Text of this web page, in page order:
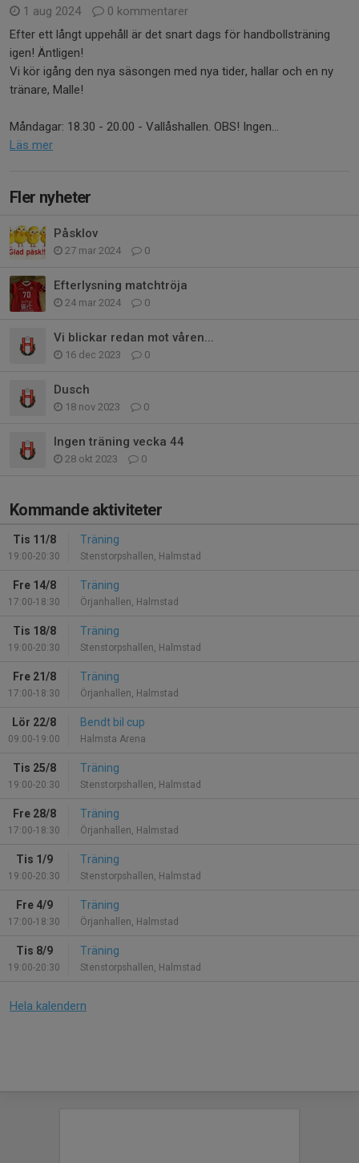
1 aug 2024
0 kommentarer
Efter ett långt uppehåll är det snart dags för handbollsträning
igen! Äntligen!
Vi kör igång den nya säsongen med nya tider, hallar och en ny
tränare, Malle!
Måndagar: 18.30 - 20.00 - Vallåshallen. OBS! Ingen...
Läs mer
Fler nyheter
Påsklov
27 mar 2024 0
Efterlysning matchtröja
24 mar 2024 0
Vi blickar redan mot våren...
16 dec 2023 0
Dusch
18 nov 2023 0
Ingen träning vecka 44
28 okt 2023 0
Kommande aktiviteter
Tis 11/8
19:00-20:30
Träning
Stenstorpshallen, Halmstad
Fre 14/8
17:00-18:30
Träning
Örjanhallen, Halmstad
Tis 18/8
19:00-20:30
Träning
Stenstorpshallen, Halmstad
Fre 21/8
17:00-18:30
Träning
Örjanhallen, Halmstad
Lör 22/8
09:00-19:00
Bendt bil cup
Halmsta Arena
Tis 25/8
19:00-20:30
Träning
Stenstorpshallen, Halmstad
Fre 28/8
17:00-18:30
Träning
Örjanhallen, Halmstad
Tis 1/9
19:00-20:30
Träning
Stenstorpshallen, Halmstad
Fre 4/9
17:00-18:30
Träning
Örjanhallen, Halmstad
Tis 8/9
19:00-20:30
Träning
Stenstorpshallen, Halmstad
Hela kalendern